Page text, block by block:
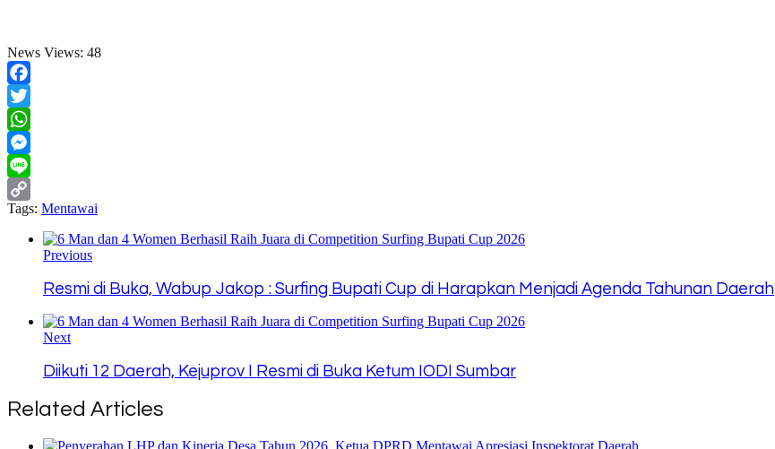
News Views: 48
Facebook
Twitter
WhatsApp
Messenger
Line
Copy
Link
Tags: Mentawai
Previous
Resmi di Buka, Wabup Jakop : Surfing Bupati Cup di Harapkan Menjadi Agenda Tahunan Daerah
Next
Diikuti 12 Daerah, Kejuprov I Resmi di Buka Ketum IODI Sumbar
Related Articles